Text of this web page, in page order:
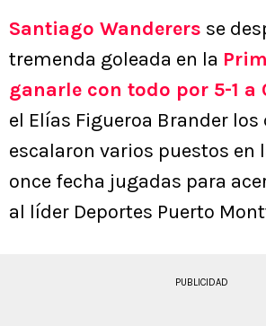
Santiago Wanderers se
tremenda goleada en la
ganarle con todo por 5-1 a
el Elías Figueroa Brander
escalaron varios puestos en
once fecha jugadas para
al líder Deportes Puerto
PUBLICIDAD